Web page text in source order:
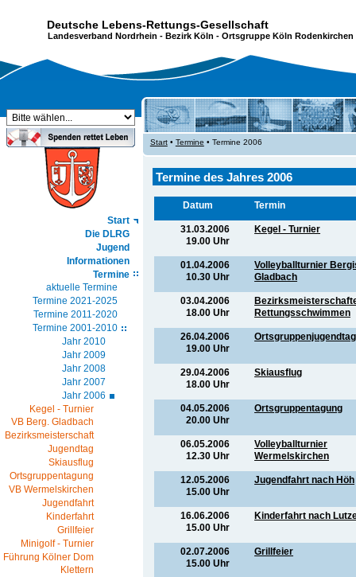
Deutsche Lebens-Rettungs-Gesellschaft
Landesverband Nordrhein - Bezirk Köln - Ortsgruppe Köln Rodenkirchen
Start
Die DLRG
Jugend
Informationen
Termine
aktuelle Termine
Termine 2021-2025
Termine 2011-2020
Termine 2001-2010
Jahr 2010
Jahr 2009
Jahr 2008
Jahr 2007
Jahr 2006
Kegel - Turnier
VB Berg. Gladbach
Bezirksmeisterschaft
Jugendtag
Skiausflug
Ortsgruppentagung
VB Wermelskirchen
Jugendfahrt
Kinderfahrt
Grillfeier
Minigolf - Turnier
Führung Kölner Dom
Klettern
Start• Termine • Termine 2006
Termine des Jahres 2006
Datum Termin
31.03.2006
19.00 Uhr
Kegel - Turnier
01.04.2006
10.30 Uhr
Volleyballturnier
Gladbach
03.04.2006
18.00 Uhr
Rettungsschwimmen
26.04.2006
19.00 Uhr
Ortsgruppenjugendtag
29.04.2006
18.00 Uhr
Skiausflug
04.05.2006
20.00 Uhr
Ortsgruppentagung
06.05.2006
12.30 Uhr
Volleyballturnier
Wermelskirchen
12.05.2006
15.00 Uhr
Jugendfahrt nach Höh
16.06.2006
15.00 Uhr
Kinderfahrt nach
02.07.2006
15.00 Uhr
Grillfeier